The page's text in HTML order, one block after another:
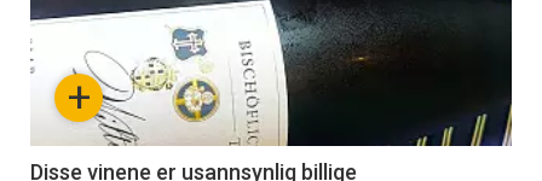
akkurat
nå+
Disse vinene er usannsynlig billige